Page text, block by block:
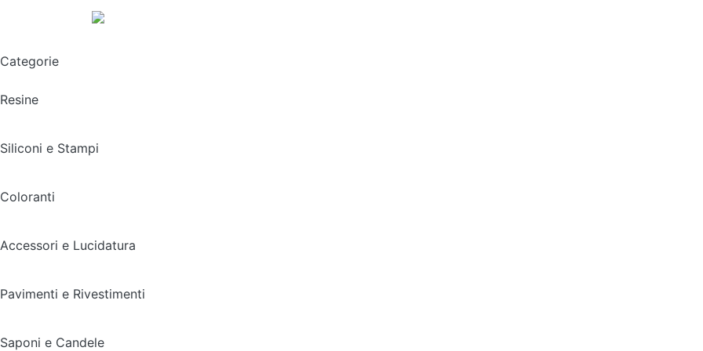
Categorie
Resine
Siliconi e Stampi
Coloranti
Accessori e Lucidatura
Pavimenti e Rivestimenti
Saponi e Candele